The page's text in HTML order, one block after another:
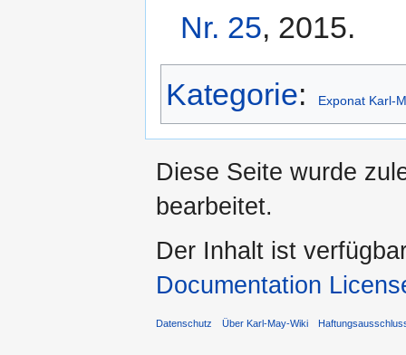
Nr. 25, 2015.
Kategorie: Exponat Karl-
Diese Seite wurde
bearbeitet.
Der Inhalt ist
Documentation
Datenschutz Über Karl-May-Wiki